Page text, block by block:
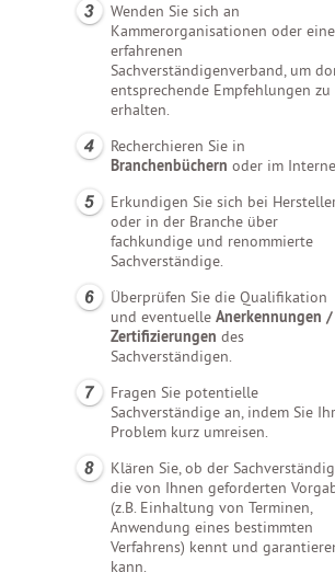
Wenden Sie sich an
Kammerorganisationen oder
erfahrenen
Sachverständigenverband, um
entsprechende Empfehlungen zu
erhalten.
Recherchieren Sie in
Branchenbüchern oder im
Erkundigen Sie sich bei
oder in der Branche über
fachkundige und renommierte
Sachverständige.
Überprüfen Sie die Qualifikation
und eventuelle Anerkennungen /
Zertifizierungen des
Sachverständigen.
Fragen Sie potentielle
Sachverständige an, indem Sie Ihr
Problem kurz umreisen.
Klären Sie, ob der
die von Ihnen geforderten
(z.B. Einhaltung von Terminen,
Anwendung eines bestimmten
Verfahrens) kennt und
kann.